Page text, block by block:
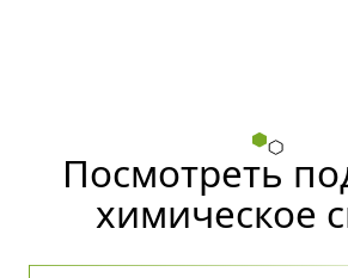
Посмотреть
химическое